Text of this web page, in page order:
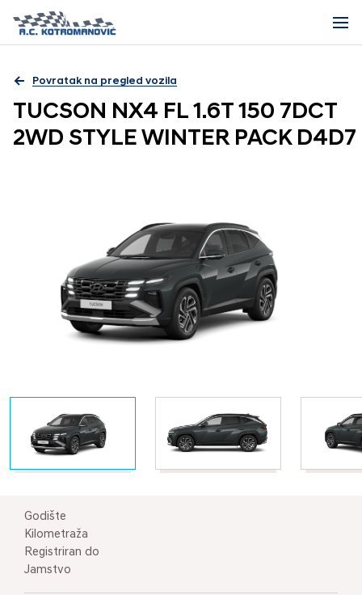
Povratak na pregled vozila
TUCSON NX4 FL 1.6T 150 7DCT
2WD STYLE WINTER PACK D4D7
Godište
Kilometraža
Registriran do
Jamstvo